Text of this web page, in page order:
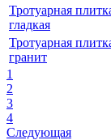
Тротуарная
гладкая
Тротуарная
гранит
1
2
3
4
Следующая